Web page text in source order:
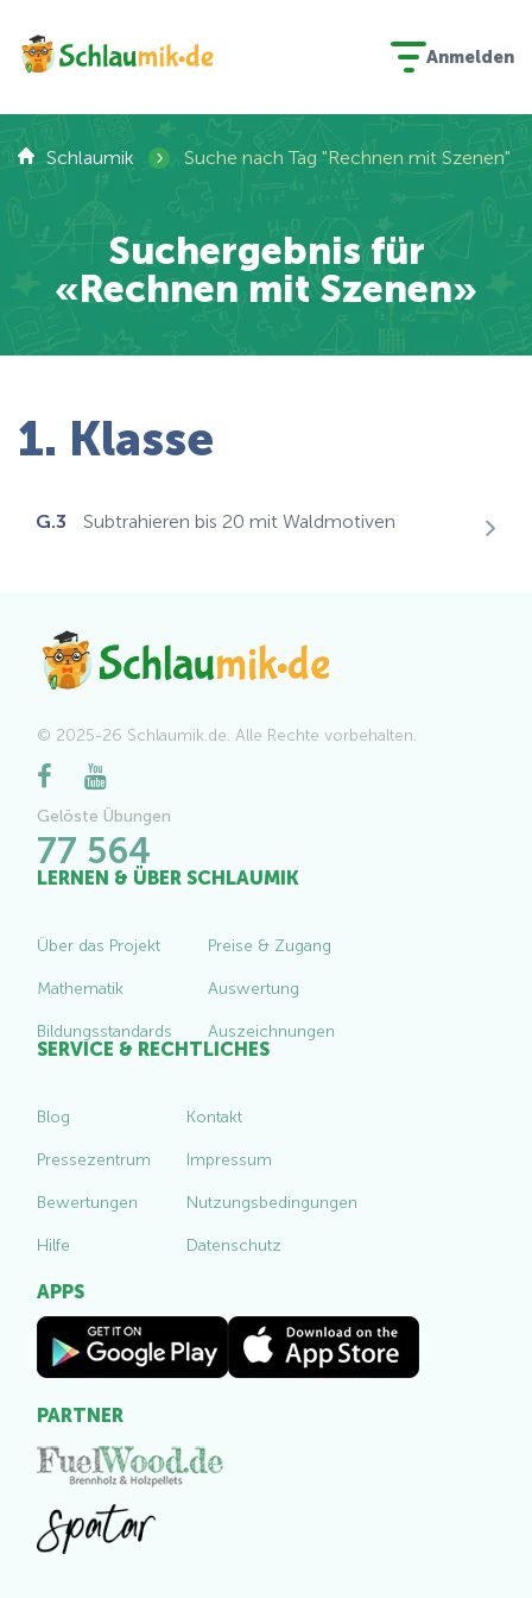
Anmelden
Schlaumik › Suche nach Tag "Rechnen mit Szenen"
Suchergebnis für
«Rechnen mit Szenen»
1. Klasse
G.3 Subtrahieren bis 20 mit Waldmotiven
© 2025-26 Schlaumik.de. Alle Rechte vorbehalten.
Gelöste Übungen
77 564
LERNEN & ÜBER SCHLAUMIK
Über das Projekt
Mathematik
Bildungsstandards
Preise & Zugang
Auswertung
Auszeichnungen
SERVICE & RECHTLICHES
Blog
Pressezentrum
Bewertungen
Hilfe
Kontakt
Impressum
Nutzungsbedingungen
Datenschutz
APPS
PARTNER